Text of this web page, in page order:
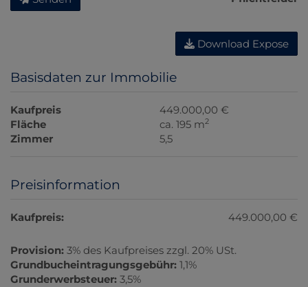
Download Expose
Basisdaten zur Immobilie
Kaufpreis
449.000,00 €
Fläche
ca. 195 m2
Zimmer 5,5
Preisinformation
Kaufpreis: 449.000,00 €
Provision: 3% des Kaufpreises zzgl. 20% USt.
Grundbucheintragungsgebühr: 1,1%
Grunderwerbsteuer: 3,5%